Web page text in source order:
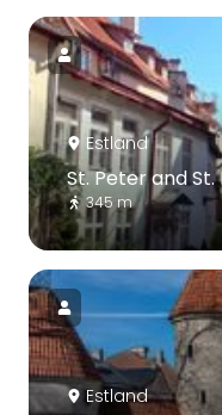
Estland
St. Peter and
345 m
Estland